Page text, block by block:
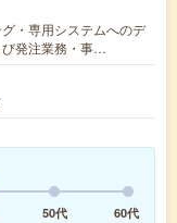
・専用システムへのデ
び発注業務・事…
50代
60代